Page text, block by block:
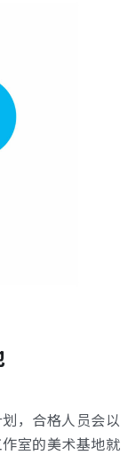
，合格人员会以
室的美术基地就